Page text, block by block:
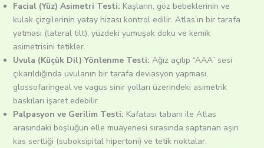
Facial (Yüz) Asimetri Testi: Kaşların, göz bebeklerinin ve
kulak çizgilerinin yatay hizası kontrol edilir. Atlas’ın bir tarafa
yatması (lateral tilt), yüzdeki yumuşak doku ve kemik
asimetrisini tetikler.
Uvula (Küçük Dil) Yönlenme Testi: Ağız açılıp “AAA” sesi
çıkarıldığında uvulanın bir tarafa deviasyon yapması,
glossofaringeal ve vagus sinir yolları üzerindeki asimetrik
baskıları işaret edebilir.
Palpasyon ve Gerilim Testi: Kafatası tabanı ile Atlas
arasındaki boşluğun elle muayenesi sırasında saptanan aşırı
kas sertliği (suboksipital hipertoni) ve tetik noktalar.